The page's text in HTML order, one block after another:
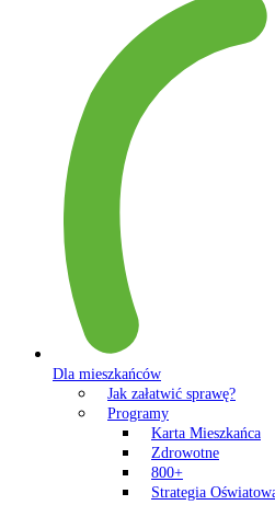
Dla mieszkańców
Jak załatwić sprawę?
Programy
Karta Mieszkańca
Zdrowotne
800+
Strategia